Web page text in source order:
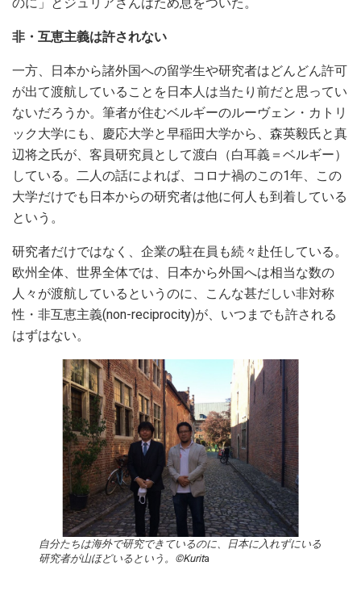
のに」とジュリアさんはため息をついた。
非・互恵主義は許されない
一方、日本から諸外国への留学生や研究者はどんどん許可
が出て渡航していることを日本人は当たり前だと思ってい
ないだろうか。筆者が住むベルギーのルーヴェン・カトリ
ック大学にも、慶応大学と早稲田大学から、森英毅氏と真
辺将之氏が、客員研究員として渡白（白耳義＝ベルギー）
している。二人の話によれば、コロナ禍のこの1年、この
大学だけでも日本からの研究者は他に何人も到着している
という。
研究者だけではなく、企業の駐在員も続々赴任している。
欧州全体、世界全体では、日本から外国へは相当な数の
人々が渡航しているというのに、こんな甚だしい非対称
性・非互恵主義(non-reciprocity)が、いつまでも許される
はずはない。
自分たちは海外で研究できているのに、日本に入れずにいる
研究者が山ほどいるという。©Kurita